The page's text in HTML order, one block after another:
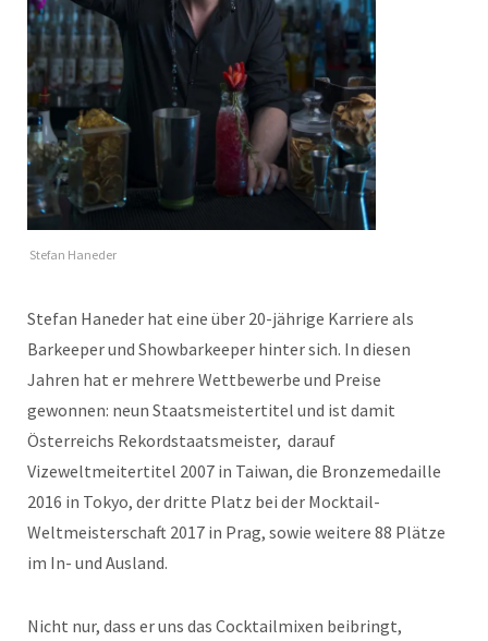
Stefan Haneder
Stefan Haneder hat eine über 20-jährige Karriere als
Barkeeper und Showbarkeeper hinter sich. In diesen
Jahren hat er mehrere Wettbewerbe und Preise
gewonnen: neun Staatsmeistertitel und ist damit
Österreichs Rekordstaatsmeister, darauf
Vizeweltmeitertitel 2007 in Taiwan, die Bronzemedaille
2016 in Tokyo, der dritte Platz bei der Mocktail-
Weltmeisterschaft 2017 in Prag, sowie weitere 88 Plätze
im In- und Ausland.
Nicht nur, dass er uns das Cocktailmixen beibringt,